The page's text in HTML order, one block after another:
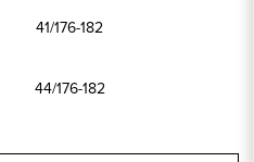
41/176-182
44/176-182